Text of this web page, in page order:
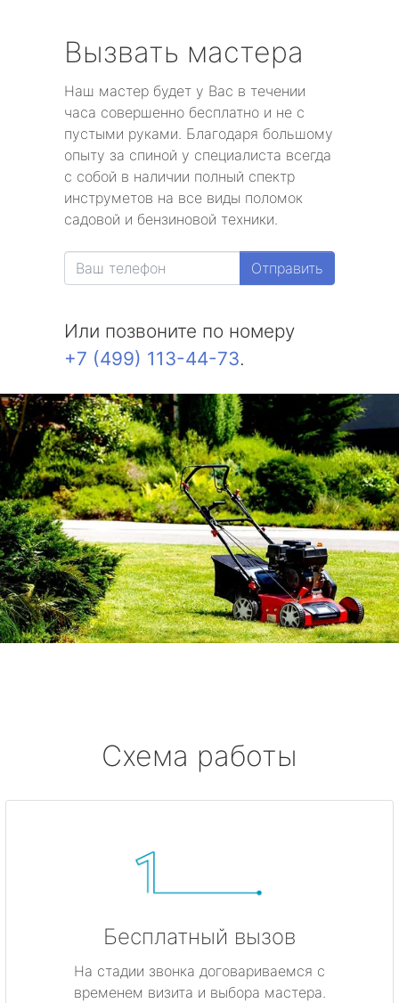
Вызвать мастера
Наш мастер будет у Вас в течении
часа совершенно бесплатно и не с
пустыми руками. Благодаря большому
опыту за спиной у специалиста всегда
с собой в наличии полный спектр
инструметов на все виды поломок
садовой и бензиновой техники.
Отправить
Или позвоните по номеру
+7 (499) 113-44-73.
Схема работы
Бесплатный вызов
На стадии звонка договариваемся с
временем визита и выбора мастера.